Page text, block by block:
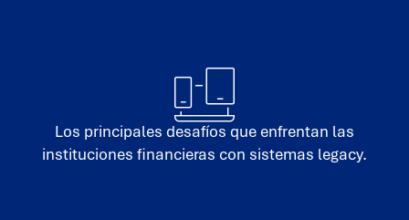
Los principales desafíos que enfrentan las
instituciones financieras con sistemas legacy.